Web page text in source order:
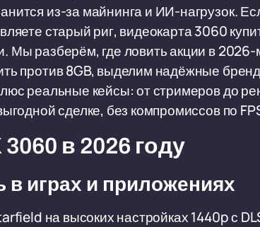
из-за майнинга и ИИ-нагрузок.
старый риг, видеокарта 3060
Мы разберём, где ловить акции в
против 8GB, выделим надёжные
реальные кейсы: от стримеров до
сделке, без компромиссов по
в 2026 году
в играх и приложениях
на высоких настройках 1440p с